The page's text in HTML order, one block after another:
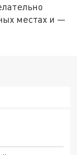
местах и —